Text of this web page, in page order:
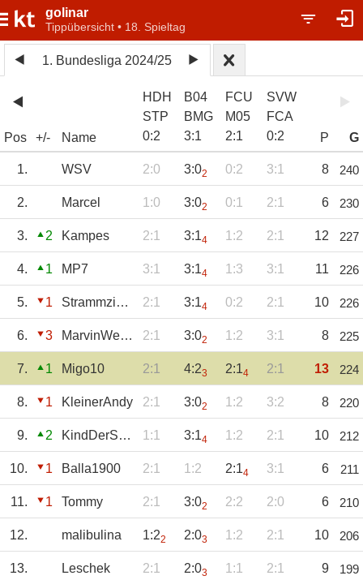
golinar
Tippübersicht • 18. Spieltag
1. Bundesliga 2024/25
Pos +/- Name
HDH
STP
0:2
B04
BMG
3:1
FCU
M05
2:1
SVW
FCA
0:2 P G
1. WSV 2:0 3:02 0:2 3:1 8 240
2. Marcel 1:0 3:02 0:1 2:1 6 230
3. 2 Kampes 2:1 3:14 1:2 2:1 12 227
4. 1 MP7 3:1 3:14 1:3 3:1 11 226
5. 1 Strammzieher 2:1 3:14 0:2 2:1 10 226
6. 3 MarvinWeber5 2:1 3:02 1:2 3:1 8 225
7. 1 Migo10 2:1 4:23 2:14 2:1 13 224
8. 1 KleinerAndy 2:1 3:02 1:2 3:2 8 220
9. 2 KindDerSonne 1:1 3:14 1:2 2:1 10 212
10. 1 Balla1900 2:1 1:2 2:14 3:1 6 211
11. 1 Tommy 2:1 3:02 2:2 2:0 6 210
12. malibulina 1:22 2:03 1:2 2:1 10 206
13. Leschek 2:1 2:03 1:1 2:1 9 199